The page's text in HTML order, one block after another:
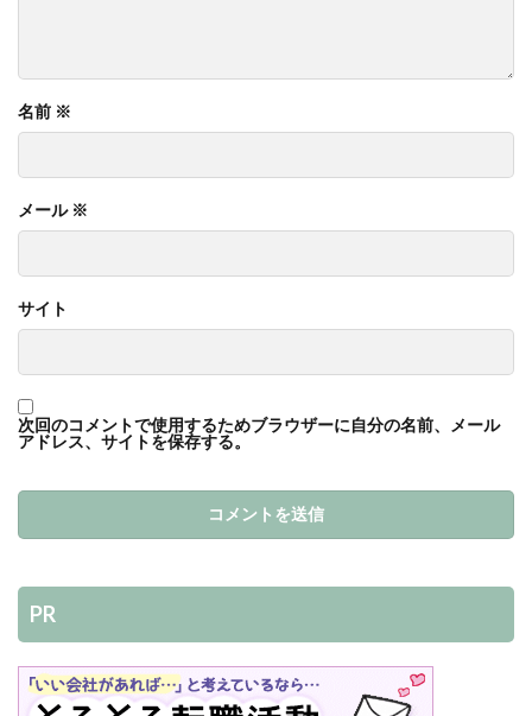
名前 ※
メール ※
サイト
次回のコメントで使用するためブラウザーに自分の名前、メール
アドレス、サイトを保存する。
PR